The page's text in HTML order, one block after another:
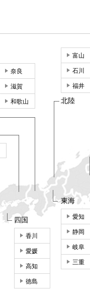
東海
愛知
静岡
岐阜
三重
富山
石川
福井
北陸
奈良
滋賀
和歌山
四国
香川
愛媛
高知
徳島